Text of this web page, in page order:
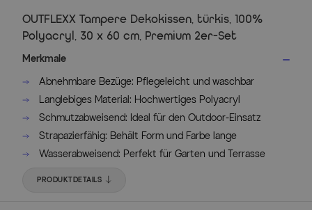
OUTFLEXX Tampere Dekokissen, türkis, 100%
Polyacryl, 30 x 60 cm, Premium 2er-Set
Merkmale
Abnehmbare Bezüge: Pflegeleicht und waschbar
Langlebiges Material: Hochwertiges Polyacryl
Schmutzabweisend: Ideal für den Outdoor-Einsatz
Strapazierfähig: Behält Form und Farbe lange
Wasserabweisend: Perfekt für Garten und Terrasse
PRODUKTDETAILS